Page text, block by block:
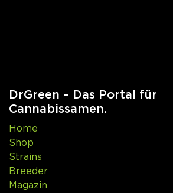
DrGreen – Das Portal für
Cannabissamen.
Home
Shop
Strains
Breeder
Magazin